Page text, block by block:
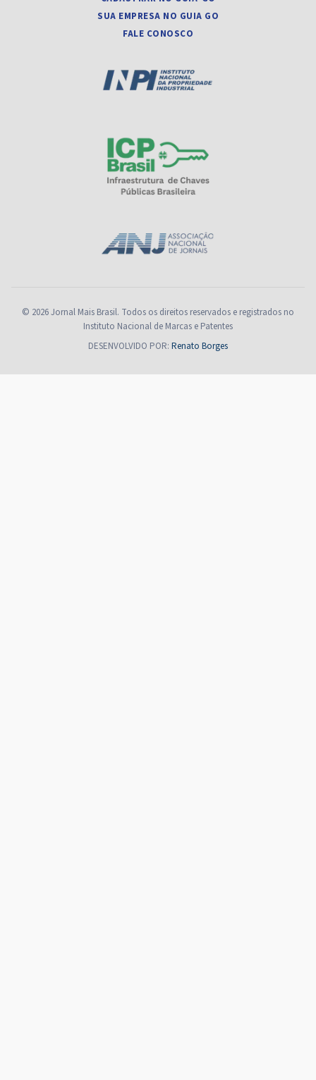
SUA EMPRESA NO GUIA GO
FALE CONOSCO
© 2026 Jornal Mais Brasil. Todos os direitos reservados e registrados no
Instituto Nacional de Marcas e Patentes
DESENVOLVIDO POR: Renato Borges